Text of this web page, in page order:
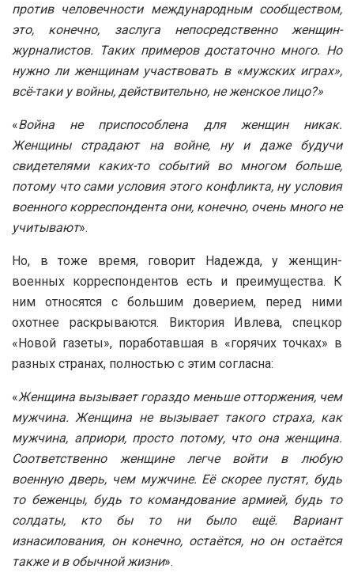
против человечности международным сообществом,
это, конечно, заслуга непосредственно женщин-
журналистов. Таких примеров достаточно много. Но
нужно ли женщинам участвовать в «мужских играх»,
всё-таки у войны, действительно, не женское лицо?»
«Война не приспособлена для женщин никак.
Женщины страдают на войне, ну и даже будучи
свидетелями каких-то событий во многом больше,
потому что сами условия этого конфликта, ну условия
военного корреспондента они, конечно, очень много не
учитывают».
Но, в тоже время, говорит Надежда, у женщин-
военных корреспондентов есть и преимущества. К
ним относятся с большим доверием, перед ними
охотнее раскрываются. Виктория Ивлева, спецкор
«Новой газеты», поработавшая в «горячих точках» в
разных странах, полностью с этим согласна:
«Женщина вызывает гораздо меньше отторжения, чем
мужчина. Женщина не вызывает такого страха, как
мужчина, априори, просто потому, что она женщина.
Соответственно женщине легче войти в любую
военную дверь, чем мужчине. Её скорее пустят, будь
то беженцы, будь то командование армией, будь то
солдаты, кто бы то ни было ещё. Вариант
изнасилования, он конечно, остаётся, но он остаётся
также и в обычной жизни».